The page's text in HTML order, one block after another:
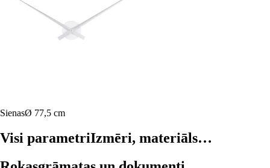
SienasØ 77,5 cm
Visi parametriIzmēri, materiāls…